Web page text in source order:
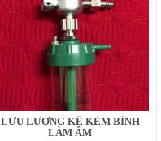
LƯU LƯỢNG KẾ KÈM BÌNH
LÀM ẨM